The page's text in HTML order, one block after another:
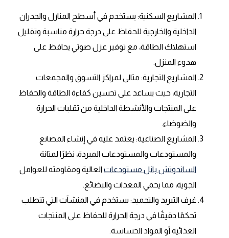
المشاريع السكنية: يستخدم في أسطح المنازل والجدران
الداخلية والخارجية للحفاظ على درجة حرارة مناسبة وتقليل
استهلاك الطاقة، مع توفير عزل صوتي يحافظ على
هدوء المنزل.
المشاريع التجارية: مثالي لمراكز التسوق والمجمعات
التجارية، حيث يساعد على تحسين كفاءة الطاقة والحفاظ
على المنتجات والأنشطة الداخلية من تقلبات الحرارة
والضوضاء.
المشاريع الصناعية: يعتمد عليه في إنشاء المصانع
والمستودعات والمستودعات المبردة، نظرًا لمتانة
الساندوتش بانل مستودعاتالعالية ومقاومته للعوامل
الجوية، مما يحمي المعدات والبضائع.
غرف التبريد والتجميد: يستخدم في المنشآت التي تتطلب
تحكمًا دقيقًا في درجة الحرارة للحفاظ على المنتجات
الغذائية أو المواد الحساسة.